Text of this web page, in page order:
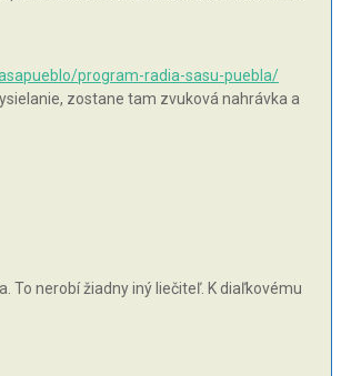
program-radia-sasu-puebla/
zostane tam zvuková nahrávka a
To nerobí žiadny iný liečiteľ. K diaľkovému